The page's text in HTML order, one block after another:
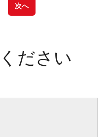
次へ
ださい